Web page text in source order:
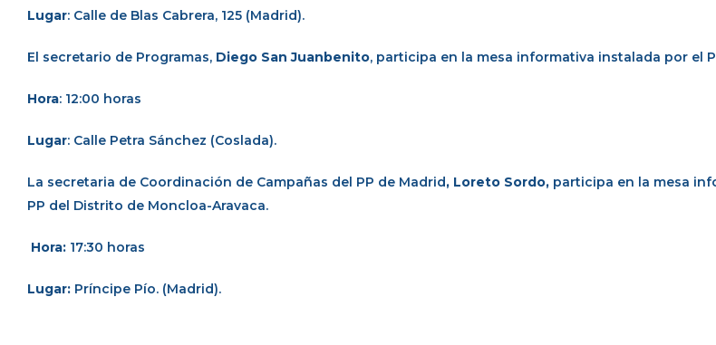
Lugar: Calle de Blas Cabrera, 125 (Madrid).
El secretario de Programas, Diego San Juanbenito, participa en la mesa informativa instalada por el
Hora: 12:00 horas
Lugar: Calle Petra Sánchez (Coslada).
La secretaria de Coordinación de Campañas del PP de Madrid, Loreto Sordo, participa en la mesa
PP del Distrito de Moncloa-Aravaca.
Hora: 17:30 horas
Lugar: Príncipe Pío. (Madrid).